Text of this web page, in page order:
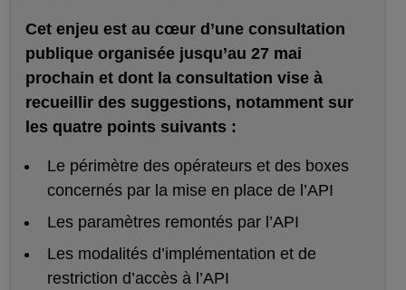
Cet enjeu est au cœur d’une consultation
publique organisée jusqu’au 27 mai
prochain et dont la consultation vise à
recueillir des suggestions, notamment sur
les quatre points suivants :
Le périmètre des opérateurs et des boxes
concernés par la mise en place de l’API
Les paramètres remontés par l’API
Les modalités d’implémentation et de
restriction d’accès à l’API